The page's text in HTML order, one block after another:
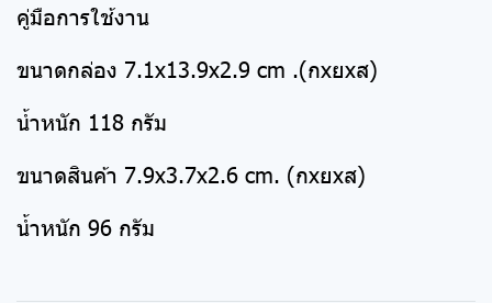
คู่มือการใช้งาน
ขนาดกล่อง 7.1x13.9x2.9 cm .(กxยxส)
น้ำหนัก 118 กรัม
ขนาดสินค้า 7.9x3.7x2.6 cm. (กxยxส)
น้ำหนัก 96 กรัม